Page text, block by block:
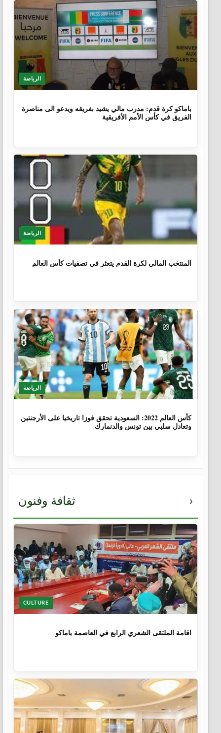
الرياضة
باماكو كرة قدم: مدرب مالي يشيد بفريقه ويدعو الى مناصرة
الفريق في كأس الأمم الأفريقية
الرياضة
المنتخب المالي لكرة القدم يتعثر في تصفيات كأس العالم
الرياضة
كأس العالم 2022: السعودية تحقق فوزا تاريخيا على الأرجنتين
وتعادل سلبي بين تونس والدنمارك
ثقافة وفنون ›
CULTURE
اقامة الملتقى الشعري الرابع في العاصمة باماكو